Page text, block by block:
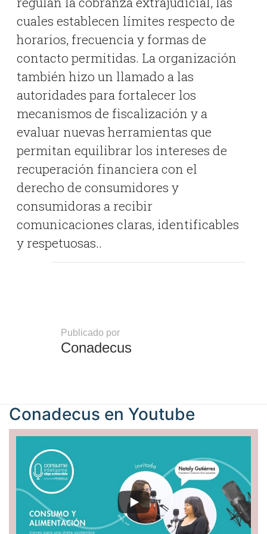
cuales establecen límites respecto de
horarios, frecuencia y formas de
contacto permitidas. La organización
también hizo un llamado a las
autoridades para fortalecer los
mecanismos de fiscalización y a
evaluar nuevas herramientas que
permitan equilibrar los intereses de
recuperación financiera con el
derecho de consumidores y
consumidoras a recibir
comunicaciones claras, identificables
y respetuosas..
Publicado por
Conadecus
Conadecus en Youtube